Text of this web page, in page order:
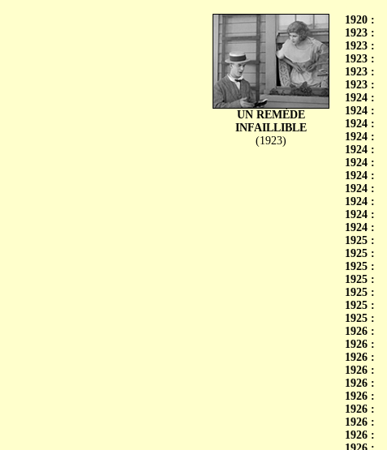
UN REMÈDE
INFAILLIBLE
(1923)
1920 :
1923 :
1923 :
1923 :
1923 :
1923 :
1924 :
1924 :
1924 :
1924 :
1924 :
1924 :
1924 :
1924 :
1924 :
1924 :
1924 :
1925 :
1925 :
1925 :
1925 :
1925 :
1925 :
1925 :
1926 :
1926 :
1926 :
1926 :
1926 :
1926 :
1926 :
1926 :
1926 :